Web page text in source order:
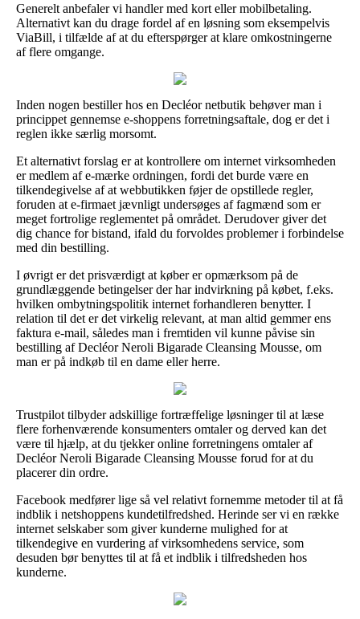
Generelt anbefaler vi handler med kort eller mobilbetaling.
Alternativt kan du drage fordel af en løsning som eksempelvis
ViaBill, i tilfælde af at du efterspørger at klare omkostningerne
af flere omgange.
Inden nogen bestiller hos en Decléor netbutik behøver man i
princippet gennemse e-shoppens forretningsaftale, dog er det i
reglen ikke særlig morsomt.
Et alternativt forslag er at kontrollere om internet virksomheden
er medlem af e-mærke ordningen, fordi det burde være en
tilkendegivelse af at webbutikken føjer de opstillede regler,
foruden at e-firmaet jævnligt undersøges af fagmænd som er
meget fortrolige reglementet på området. Derudover giver det
dig chance for bistand, ifald du forvoldes problemer i forbindelse
med din bestilling.
I øvrigt er det prisværdigt at køber er opmærksom på de
grundlæggende betingelser der har indvirkning på købet, f.eks.
hvilken ombytningspolitik internet forhandleren benytter. I
relation til det er det virkelig relevant, at man altid gemmer ens
faktura e-mail, således man i fremtiden vil kunne påvise sin
bestilling af Decléor Neroli Bigarade Cleansing Mousse, om
man er på indkøb til en dame eller herre.
Trustpilot tilbyder adskillige fortræffelige løsninger til at læse
flere forhenværende konsumenters omtaler og derved kan det
være til hjælp, at du tjekker online forretningens omtaler af
Decléor Neroli Bigarade Cleansing Mousse forud for at du
placerer din ordre.
Facebook medfører lige så vel relativt fornemme metoder til at få
indblik i netshoppens kundetilfredshed. Herinde ser vi en række
internet selskaber som giver kunderne mulighed for at
tilkendegive en vurdering af virksomhedens service, som
desuden bør benyttes til at få et indblik i tilfredsheden hos
kunderne.